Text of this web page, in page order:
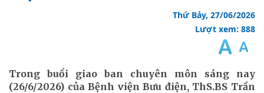
Thứ Bảy, 27/06/2026
Lượt xem: 888
Trong buổi giao ban chuyên môn sáng nay
(26/6/2026) của Bệnh viện Bưu điện, ThS.BS Trần